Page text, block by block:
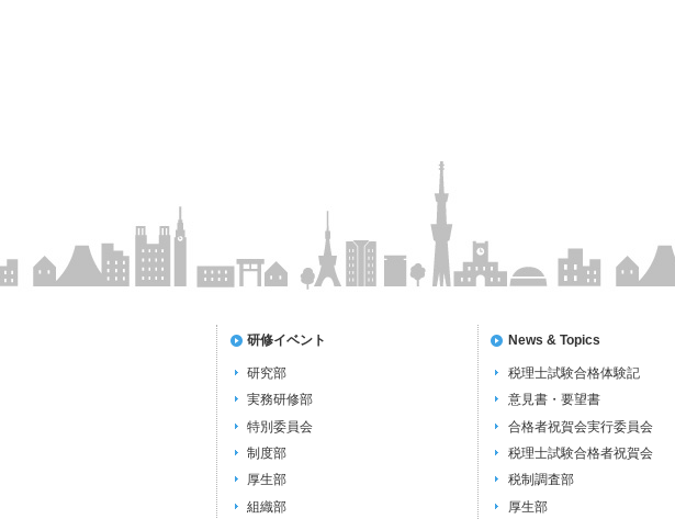
研修イベント
研究部
実務研修部
特別委員会
制度部
厚生部
組織部
News & Topics
税理士試験合格体験記
意見書・要望書
合格者祝賀会実行委員会
税理士試験合格者祝賀会
税制調査部
厚生部